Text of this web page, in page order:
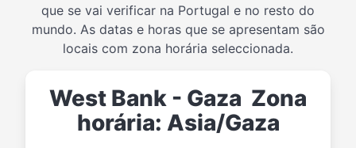
que se vai verificar na Portugal e no resto do
mundo. As datas e horas que se apresentam são
locais com zona horária seleccionada.
West Bank - Gaza Zona
horária: Asia/Gaza